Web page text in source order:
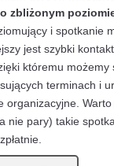
formularz.
poziomujący.
kontakt SMS
w grupie?
minimum